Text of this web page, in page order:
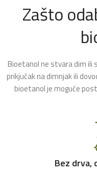
Zašto
Bioetanol ne stvara dim ili
prikjučak na dimnjak ili
bioetanol je moguće
Bez drva,